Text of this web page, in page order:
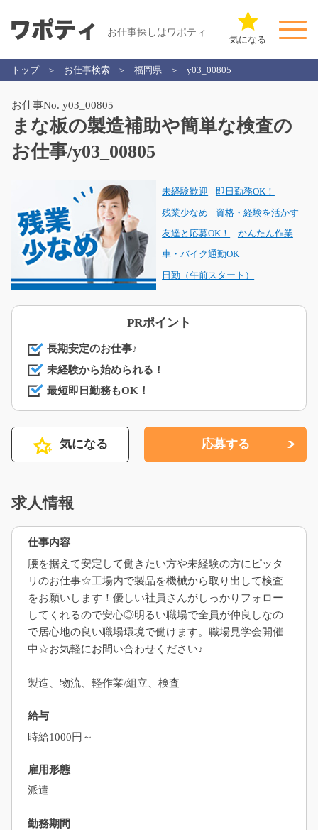
お仕事探しはワポティ
気になる
トップ お仕事検索 福岡県 y03_00805
お仕事No. y03_00805
まな板の製造補助や簡単な検査の
お仕事/y03_00805
未経験歓迎 即日勤務OK！
残業少なめ 資格・経験を活かす
友達と応募OK！ かんたん作業
車・バイク通勤OK
日勤（午前スタート）
PRポイント
長期安定のお仕事♪
未経験から始められる！
最短即日勤務もOK！
気になる 応募する
求人情報
仕事内容
腰を据えて安定して働きたい方や未経験の方にピッタ
リのお仕事☆工場内で製品を機械から取り出して検査
をお願いします！優しい社員さんがしっかりフォロー
してくれるので安心◎明るい職場で全員が仲良しなの
で居心地の良い職場環境で働けます。職場見学会開催
中☆お気軽にお問い合わせください♪
製造、物流、軽作業/組立、検査
給与
時給1000円～
雇用形態
派遣
勤務期間